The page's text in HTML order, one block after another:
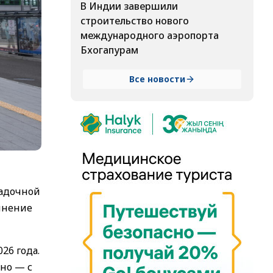
года.
— с
В Индии завершили
строительство нового
международного аэропорта
Бхогапурам
Все новости